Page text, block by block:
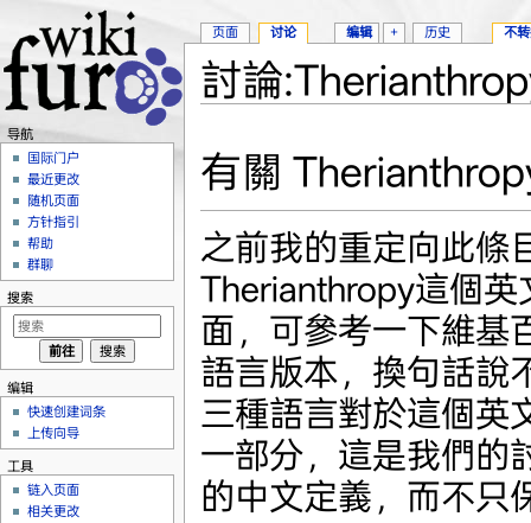
討論
有關
之前我的重定向此條
Therianthropy這個英
面，可參考一下維基
語言版本，換句話說
三種語言對於這個英
一部分，這是我們的
的中文定義，而不只
页面 讨论 编辑 + 历史 不
导航
国际门户
最近更改
随机页面
方针指引
帮助
群聊
搜索
编辑
快速创建词条
上传向导
工具
链入页面
相关更改